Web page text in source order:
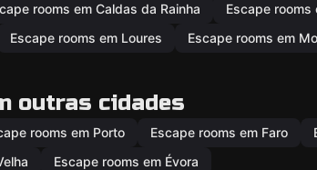
rooms em Caldas da Rainha Escape rooms
Escape rooms em Loures Escape rooms em
outras cidades
rooms em Porto Escape rooms em Faro
Escape rooms em Évora